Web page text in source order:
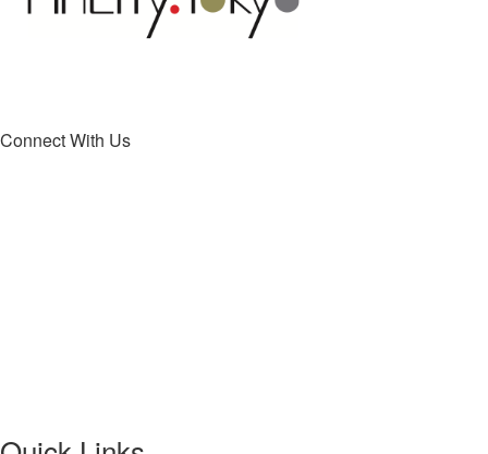
Connect With Us